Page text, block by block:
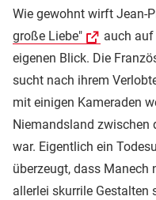
Wie gewohnt wirft Jean-
große Liebe"
auch auf
eigenen Blick. Die
sucht nach ihrem
mit einigen Kameraden
Niemandsland zwischen
war. Eigentlich ein
überzeugt, dass Manech
allerlei skurrile Gestalten